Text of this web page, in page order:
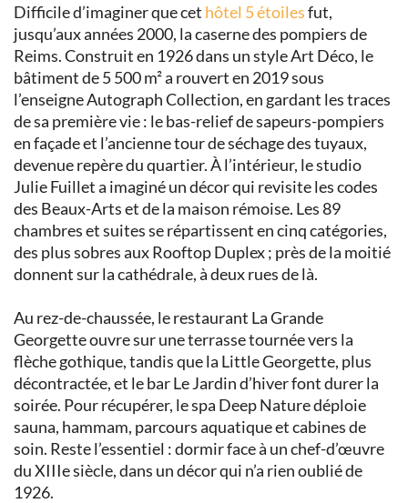
Difficile d’imaginer que cet hôtel 5 étoilesfut,
jusqu’aux années 2000, la caserne des pompiers de
Reims. Construit en 1926 dans un style Art Déco, le
bâtiment de 5 500 m² a rouvert en 2019 sous
l’enseigne Autograph Collection, en gardant les traces
de sa première vie : le bas-relief de sapeurs-pompiers
en façade et l’ancienne tour de séchage des tuyaux,
devenue repère du quartier. À l’intérieur, le studio
Julie Fuillet a imaginé un décor qui revisite les codes
des Beaux-Arts et de la maison rémoise. Les 89
chambres et suites se répartissent en cinq catégories,
des plus sobres aux Rooftop Duplex ; près de la moitié
donnent sur la cathédrale, à deux rues de là.
Au rez-de-chaussée, le restaurant La Grande
Georgette ouvre sur une terrasse tournée vers la
flèche gothique, tandis que la Little Georgette, plus
décontractée, et le bar Le Jardin d’hiver font durer la
soirée. Pour récupérer, le spa Deep Nature déploie
sauna, hammam, parcours aquatique et cabines de
soin. Reste l’essentiel : dormir face à un chef-d’œuvre
du XIIIe siècle, dans un décor qui n’a rien oublié de
1926.